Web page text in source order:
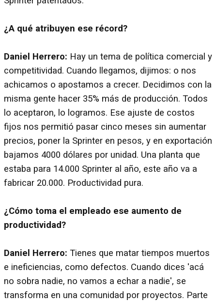
¿A qué atribuyen ese récord?
Daniel Herrero: Hay un tema de política comercial y
competitividad. Cuando llegamos, dijimos: o nos
achicamos o apostamos a crecer. Decidimos con la
misma gente hacer 35% más de producción. Todos
lo aceptaron, lo logramos. Ese ajuste de costos
fijos nos permitió pasar cinco meses sin aumentar
precios, poner la Sprinter en pesos, y en exportación
bajamos 4000 dólares por unidad. Una planta que
estaba para 14.000 Sprinter al año, este año va a
fabricar 20.000. Productividad pura.
¿Cómo toma el empleado ese aumento de
productividad?
Daniel Herrero: Tienes que matar tiempos muertos
e ineficiencias, como defectos. Cuando dices 'acá
no sobra nadie, no vamos a echar a nadie', se
transforma en una comunidad por proyectos. Parte